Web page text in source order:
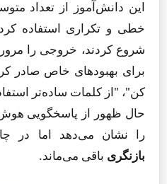
این دانش‌آموز از تعداد
خطی و تکراری استفاده
شروع کردند، خروجی را
برای بهبودهای خاص صادر
کن"، "از کلمات ساده‌تر
حال ظهور از پاسخگویی
را نشان می‌دهد اما در
بازنگری باقی می‌ماند.